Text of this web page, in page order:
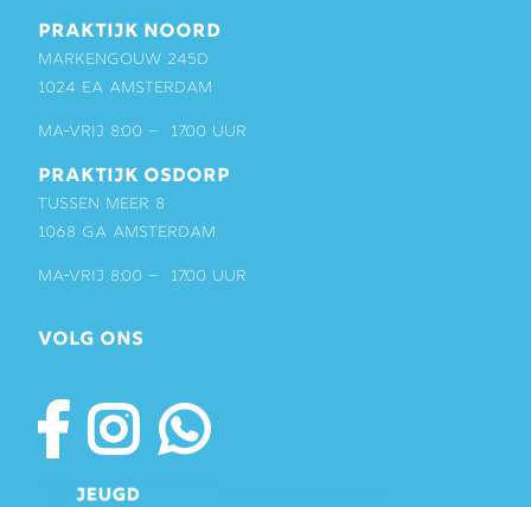
PRAKTIJK NOORD
Markengouw 245D
1024 EA Amsterdam
ma-vrij 8:00 – 17:00 uur
PRAKTIJK OSDORP
Tussen Meer 8
1068 GA Amsterdam
ma-vrij 8:00 – 17:00 uur
VOLG ONS